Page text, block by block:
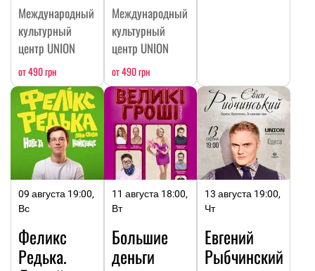
Международный
культурный
центр UNION
от 490 грн
Международный
культурный
центр UNION
от 490 грн
09 августа 19:00,
Вс
Феликс
Редька.
11 августа 18:00,
Вт
Большие
деньги
13 августа 19:00,
Чт
Евгений
Рыбчинский